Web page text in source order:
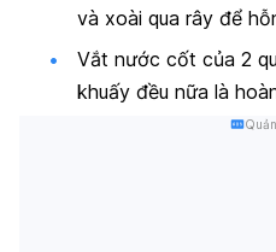
và xoài qua rây để
Vắt nước cốt của 2
khuấy đều nữa là